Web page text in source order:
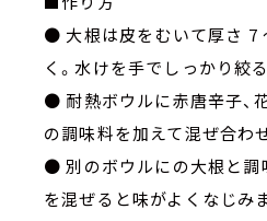
● 大根は皮をむいて厚さ 7
く。水けを手でしっかり絞る
● 耐熱ボウルに赤唐辛子、
の調味料を加えて混ぜ合わ
● 別のボウルにの大根と調
を混ぜると味がよくなじみ